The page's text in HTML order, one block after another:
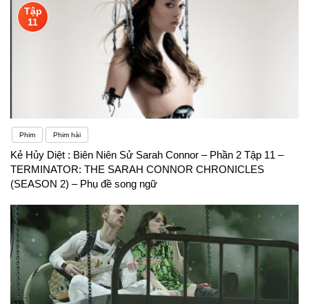
Tập
11
Phim Phim hài
Kẻ Hủy Diệt : Biên Niên Sử Sarah Connor – Phần 2 Tập 11 –
TERMINATOR: THE SARAH CONNOR CHRONICLES
(SEASON 2) – Phụ đề song ngữ